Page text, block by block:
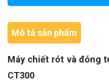
Mô tả sản phẩm
Máy chiết rót và đóng
CT300